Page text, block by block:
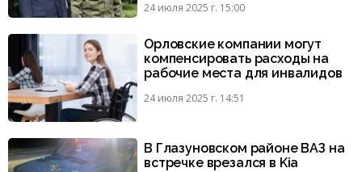
24 июля 2025 г. 15:00
Орловские компании могут
компенсировать расходы на
рабочие места для инвалидов
24 июля 2025 г. 14:51
В Глазуновском районе ВАЗ на
встречке врезался в Kia